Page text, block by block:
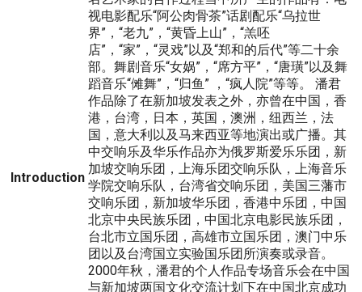
Introduction
视电影配乐“阿公肉骨茶”话剧配乐“乌拉世
界”，“老九”，“黄昏上山”，“羔呸
店”，“家”，“灵戏”以及“郑和的后代”等二十余
部。舞剧音乐“女娲”，“席方平”，“唐璜”以及舞
蹈音乐“傩舞”，“归鱼” ，“疯人院”等等。 潘君
作品除了在新加坡发表之外，亦曾在中国，香
港，台湾，日本，英国，澳洲，纽西兰，法
国，意大利以及马来西亚等地演出或广播。其
中交响乐及华乐作品亦为俄罗斯爱乐乐团，新
加坡交响乐团，上海乐团交响乐队，上海音乐
学院交响乐队，台湾省交响乐团，美国三藩市
交响乐团，新加坡华乐团，香港中乐团，中国
北京中央民族乐团，中国北京电影民族乐团，
台北市立国乐团，高雄市立国乐团，澳门中乐
团以及台湾国立实验国乐团所演奏或录音。
2000年秋，潘君的个人作品专场音乐会在中国
与新加坡两国文化交流计划下在中国北京成功